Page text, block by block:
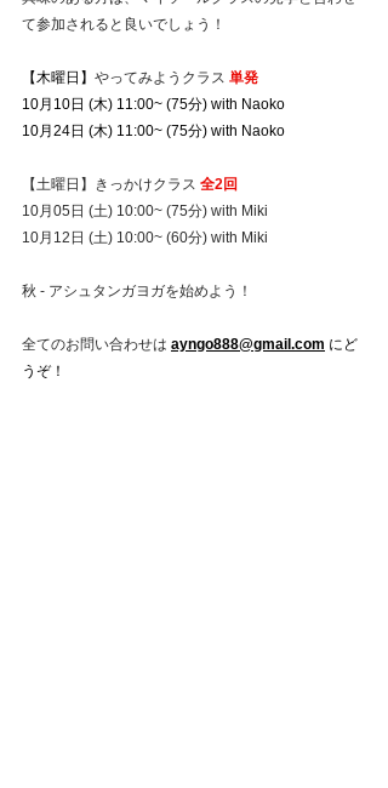
て参加されると良いでしょう！
【木曜日】 やってみようクラス 単発
10月10日 (木) 11:00~ (75分) with Naoko
10月24日 (木) 11:00~ (75分) with Naoko
【土曜日】きっかけクラス 全2回
10月05日 (土) 10:00~ (75分) with Miki
10月12日 (土) 10:00~ (60分) with Miki
秋 - アシュタンガヨガを始めよう！
全てのお問い合わせは ayngo888@gmail.com にど
うぞ！